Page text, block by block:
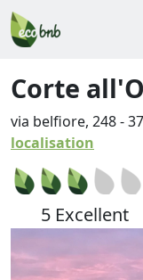
Corte
via belfiore, 248-
localisation
5 Excellent